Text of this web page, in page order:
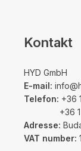
Kontakt
HYD GmbH
E-mail:
Telefon: +36
+36 1
Adresse:
VAT number: